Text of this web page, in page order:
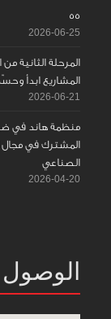
55
2026-06-25
المرحلة الثانية
المشاريع ابدأ
2026-06-21
منظمة هاند في
المشترك في
الصناعي
2026-04-20
الوصول